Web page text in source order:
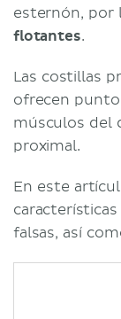
esternón, por
flotantes.
Las costillas
ofrecen
músculos del
proximal.
En este
características
falsas, así